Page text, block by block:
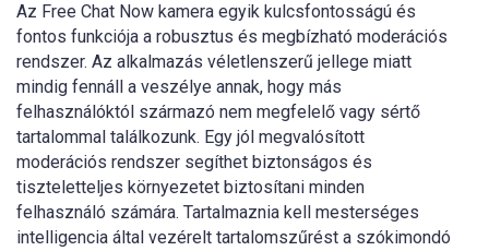
Az Free Chat Now kamera egyik kulcsfontosságú és
fontos funkciója a robusztus és megbízható moderációs
rendszer. Az alkalmazás véletlenszerű jellege miatt
mindig fennáll a veszélye annak, hogy más
felhasználóktól származó nem megfelelő vagy sértő
tartalommal találkozunk. Egy jól megvalósított
moderációs rendszer segíthet biztonságos és
tiszteletteljes környezetet biztosítani minden
felhasználó számára. Tartalmaznia kell mesterséges
intelligencia által vezérelt tartalomszűrést a szókimondó